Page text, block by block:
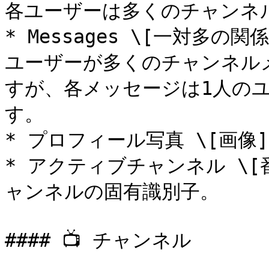
各ユーザーは多くのチャン
* Messages \[一対多の関
ユーザーが多くのチャンネ
すが、各メッセージは1人の
す。
* プロフィール写真 \[画像]
* アクティブチャンネル \[
ャンネルの固有識別子。
#### 📺 チャンネル